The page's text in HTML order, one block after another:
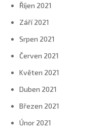
Říjen 2021
Září 2021
Srpen 2021
Červen 2021
Květen 2021
Duben 2021
Březen 2021
Únor 2021